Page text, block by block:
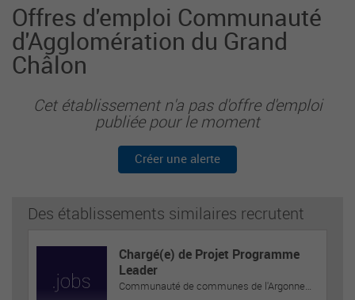
Offres d'emploi Communauté
d'Agglomération du Grand
Châlon
Cet établissement n'a pas d'offre d'emploi
publiée pour le moment
Créer une alerte
Des établissements similaires recrutent
Chargé(e) de Projet Programme
Leader
Communauté de communes de l'Argonne-Champenoise